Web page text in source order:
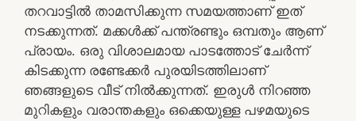
തറവാട്ടില്‍ താമസിക്കുന്ന സമയത്താണ് ഇത്
നടക്കുന്നത്. മക്കള്‍ക്ക് പന്ത്രണ്ടും ഒമ്പതും ആണ്
പ്രായം. ഒരു വിശാലമായ പാടത്തോട് ചേര്‍ന്ന്
കിടക്കുന്ന രണ്ടേക്കര്‍ പുരയിടത്തിലാണ്
ഞങ്ങളുടെ വീട് നില്‍ക്കുന്നത്. ഇരുള്‍ നിറഞ്ഞ
മുറികളും വരാന്തകളും ഒക്കെയുള്ള പഴമയുടെ